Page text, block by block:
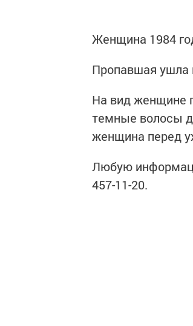
Женщина 1984
Пропавшая ушла
На вид женщине
темные волосы
женщина перед
Любую
457-11-20.